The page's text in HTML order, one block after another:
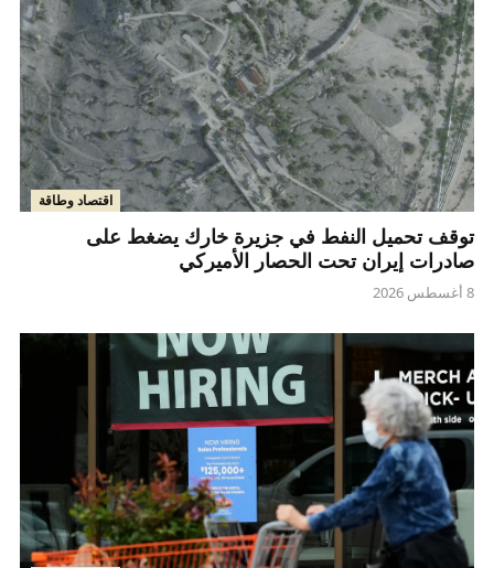
اقتصاد وطاقة
توقف تحميل النفط في جزيرة خارك يضغط على
صادرات إيران تحت الحصار الأميركي
8 أغسطس 2026